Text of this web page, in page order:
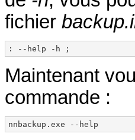
fichier
: --help -h ;
Maintenant
commande :
nnbackup.exe --help